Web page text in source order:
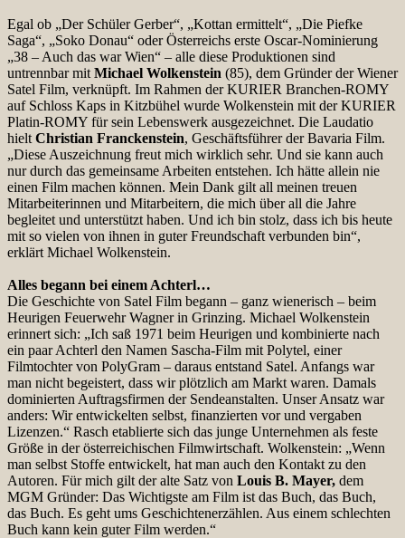
Egal ob „Der Schüler Gerber“, „Kottan ermittelt“, „Die Piefke
Saga“, „Soko Donau“ oder Österreichs erste Oscar-Nominierung
„38 – Auch das war Wien“ – alle diese Produktionen sind
untrennbar mit Michael Wolkenstein (85), dem Gründer der Wiener
Satel Film, verknüpft. Im Rahmen der KURIER Branchen-ROMY
auf Schloss Kaps in Kitzbühel wurde Wolkenstein mit der KURIER
Platin-ROMY für sein Lebenswerk ausgezeichnet. Die Laudatio
hielt Christian Franckenstein, Geschäftsführer der Bavaria Film.
„Diese Auszeichnung freut mich wirklich sehr. Und sie kann auch
nur durch das gemeinsame Arbeiten entstehen. Ich hätte allein nie
einen Film machen können. Mein Dank gilt all meinen treuen
Mitarbeiterinnen und Mitarbeitern, die mich über all die Jahre
begleitet und unterstützt haben. Und ich bin stolz, dass ich bis heute
mit so vielen von ihnen in guter Freundschaft verbunden bin“,
erklärt Michael Wolkenstein.
Alles begann bei einem Achterl…
Die Geschichte von Satel Film begann – ganz wienerisch – beim
Heurigen Feuerwehr Wagner in Grinzing. Michael Wolkenstein
erinnert sich: „Ich saß 1971 beim Heurigen und kombinierte nach
ein paar Achterl den Namen Sascha-Film mit Polytel, einer
Filmtochter von PolyGram – daraus entstand Satel. Anfangs war
man nicht begeistert, dass wir plötzlich am Markt waren. Damals
dominierten Auftragsfirmen der Sendeanstalten. Unser Ansatz war
anders: Wir entwickelten selbst, finanzierten vor und vergaben
Lizenzen.“ Rasch etablierte sich das junge Unternehmen als feste
Größe in der österreichischen Filmwirtschaft. Wolkenstein: „Wenn
man selbst Stoffe entwickelt, hat man auch den Kontakt zu den
Autoren. Für mich gilt der alte Satz von Louis B. Mayer, dem
MGM Gründer: Das Wichtigste am Film ist das Buch, das Buch,
das Buch. Es geht ums Geschichtenerzählen. Aus einem schlechten
Buch kann kein guter Film werden.“